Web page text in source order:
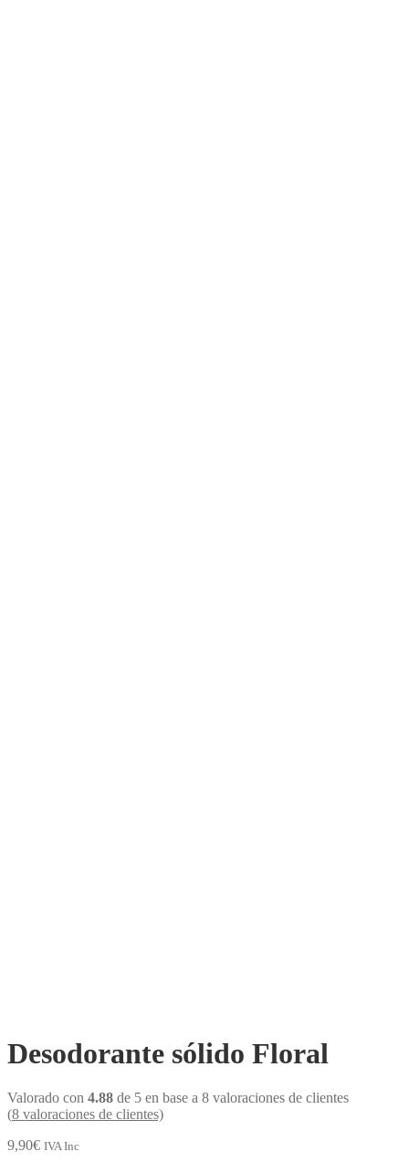
Desodorante sólido Floral
Valorado con 4.88 de 5 en base a 8 valoraciones de clientes
(8 valoraciones de clientes)
9,90€ IVA Inc